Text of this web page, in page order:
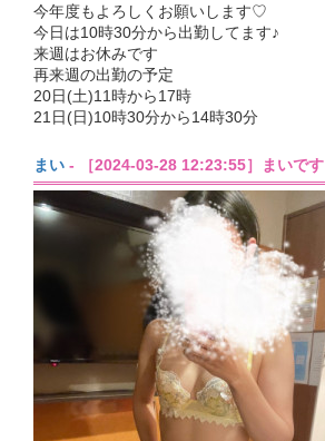
今年度もよろしくお願いします♡
今日は10時30分から出勤してます♪
来週はお休みです
再来週の出勤の予定
20日(土)11時から17時
21日(日)10時30分から14時30分
まい - ［2024-03-28 12:23:55］まいです